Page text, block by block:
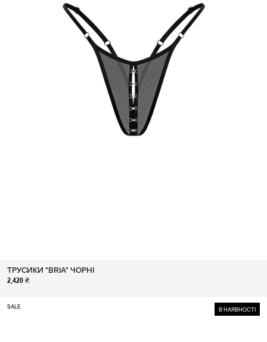
ТРУСИКИ "BRIA" ЧОРНІ
2,420 ₴
SALE В НАЯВНОСТІ